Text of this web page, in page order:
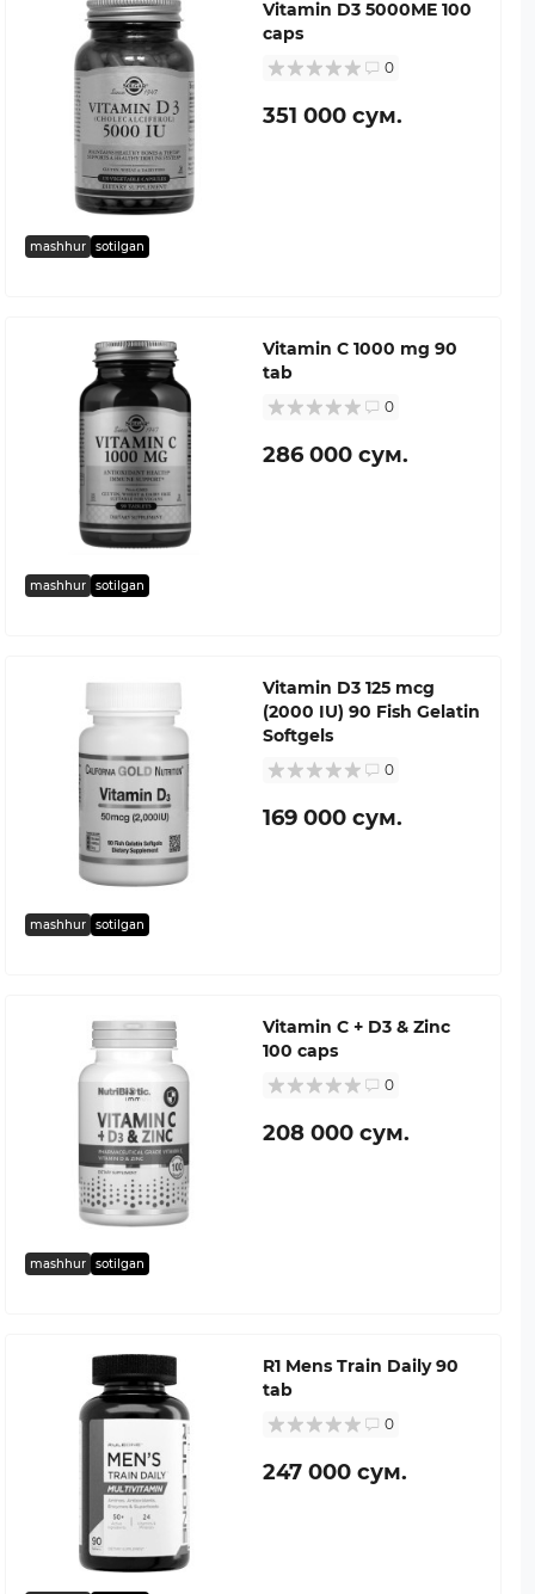
mashhur sotilgan
Vitamin D3 5000ME 100
caps
0
351 000 сум.
mashhur sotilgan
Vitamin C 1000 mg 90
tab
0
286 000 сум.
mashhur sotilgan
Vitamin D3 125 mcg
(2000 IU) 90 Fish Gelatin
Softgels
0
169 000 сум.
mashhur sotilgan
Vitamin C + D3 & Zinc
100 caps
0
208 000 сум.
R1 Mens Train Daily 90
tab
0
247 000 сум.